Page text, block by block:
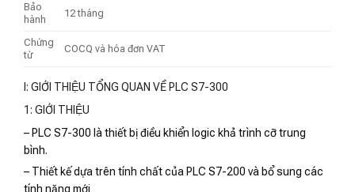
Bảo
hành
12 tháng
Chứng
từ
COCQ và hóa đơn VAT
I: GIỚI THIỆU TỔNG QUAN VỀ PLC S7-300
1: GIỚI THIỆU
– PLC S7-300 là thiết bị điều khiển logic khả trình cỡ trung
bình.
– Thiết kế dựa trên tính chất của PLC S7-200 và bổ sung các
tính năng mới